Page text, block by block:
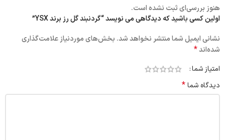
هنوز بررسی‌ای ثبت نشده است.
اولین کسی باشید که دیدگاهی می نویسد “گردنبند گل رز برند YSX”
نشانی ایمیل شما منتشر نخواهد شد. بخش‌های موردنیاز علامت‌گذاری
شده‌اند*
امتیاز شما
دیدگاه شما*